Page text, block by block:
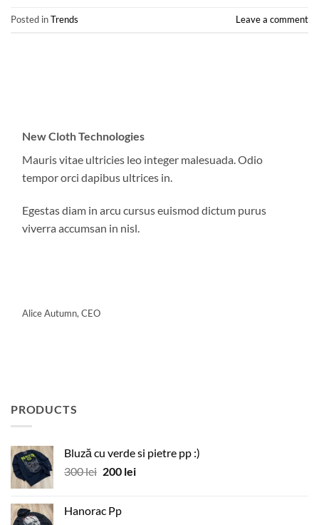
Posted inTrends Leave a comment
New Cloth Technologies
Mauris vitae ultricies leo integer malesuada. Odio
tempor orci dapibus ultrices in.
Egestas diam in arcu cursus euismod dictum purus
viverra accumsan in nisl.
Alice Autumn, CEO
PRODUCTS
Bluză cu verde si pietre pp :)
300lei Prețul
fost:
200 leiPrețul
Hanorac Pp